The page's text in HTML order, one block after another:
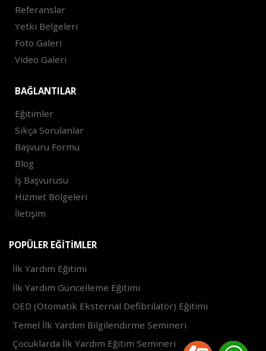
Referanslar
Yetki Belgeleri
Foto Galeri
Video Galeri
BAĞLANTILAR
Eğitimler
Sıkça Sorulanlar
Başvuru Formu
Blog
İş Başvurusu
Hizmet Bölgeleri
İletişim
POPÜLER EĞITIMLER
İlk Yardım Eğitimi
İlk Yardım Güncelleme Eğitimi
OED (Otomatik Eksternal Defibrilatör) Eğitimi
Temel İlk Yardım Bilgilendirme Semineri
Çocuklarda İlk Yardım Eğitim Semineri